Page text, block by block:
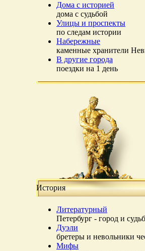
Дома с историей
дома с судьбой
Улицы и проспекты
по следам истории
Набережные
каменные хранители
В другие города
поездки на 1 день
История
Литературный
Петербург - город и
Дуэли
бретеры и невольники
Мифы